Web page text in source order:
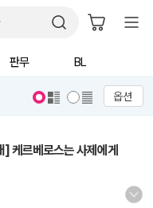
판무 BL
옵션
케르베로스는 사제에게